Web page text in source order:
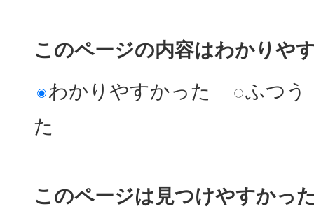
このページの内容はわかりや
わかりやすかった
ふつう
た
このページは見つけやすかっ